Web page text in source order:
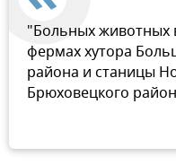
"Больных животных
фермах хутора
района и станицы
Брюховецкого